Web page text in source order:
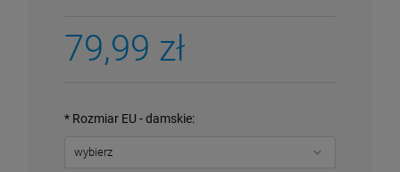
79,99 zł
* Rozmiar EU - damskie: